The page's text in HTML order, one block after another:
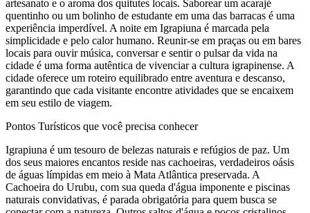
artesanato e o aroma dos quitutes locais. Saborear um acarajé
quentinho ou um bolinho de estudante em uma das barracas é uma
experiência imperdível. A noite em Igrapiuna é marcada pela
simplicidade e pelo calor humano. Reunir-se em praças ou em bares
locais para ouvir música, conversar e sentir o pulsar da vida na
cidade é uma forma autêntica de vivenciar a cultura igrapinense. A
cidade oferece um roteiro equilibrado entre aventura e descanso,
garantindo que cada visitante encontre atividades que se encaixem
em seu estilo de viagem.
Pontos Turísticos que você precisa conhecer
Igrapiuna é um tesouro de belezas naturais e refúgios de paz. Um
dos seus maiores encantos reside nas cachoeiras, verdadeiros oásis
de águas límpidas em meio à Mata Atlântica preservada. A
Cachoeira do Urubu, com sua queda d'água imponente e piscinas
naturais convidativas, é parada obrigatória para quem busca se